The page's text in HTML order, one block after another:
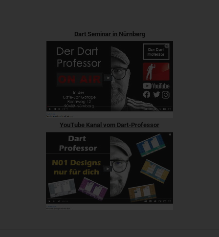
Dart Seminar in Nürnberg
YouTube Kanal vom Dart-Professor